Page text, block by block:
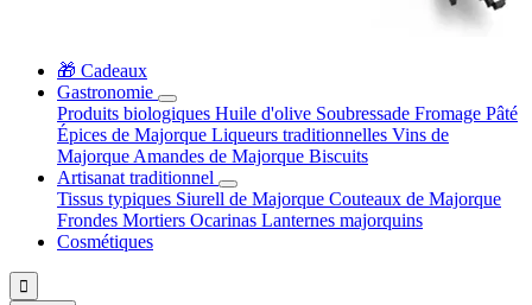
🎁 Cadeaux
Gastronomie
Produits biologiques Huile d'olive Soubressade Fromage Pâté
Épices de Majorque Liqueurs traditionnelles Vins de
Majorque Amandes de Majorque Biscuits
Artisanat traditionnel
Tissus typiques Siurell de Majorque Couteaux de Majorque
Frondes Mortiers Ocarinas Lanternes majorquins
Cosmétiques
